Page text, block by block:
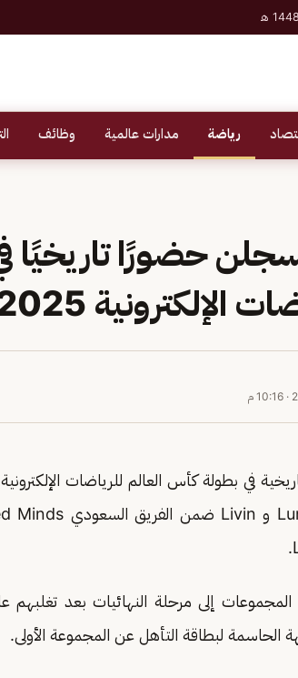
رياضة مدارات عالمية وظائف
حضورًا تاريخيًا
الإلكترونية 2025
· 10:16 م